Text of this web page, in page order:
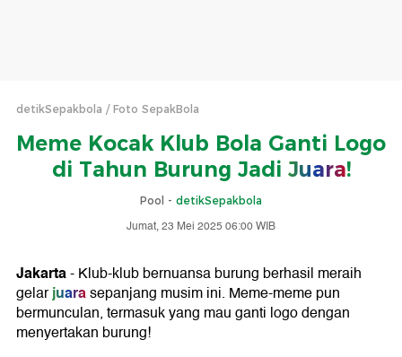
detikSepakbola Foto SepakBola
Meme Kocak Klub Bola Ganti Logo
di Tahun Burung Jadi Juara!
Pool - detikSepakbola
Jumat, 23 Mei 2025 06:00 WIB
Jakarta- Klub-klub bernuansa burung berhasil meraih
gelarjuarasepanjang musim ini. Meme-meme pun
bermunculan, termasuk yang mau ganti logo dengan
menyertakan burung!